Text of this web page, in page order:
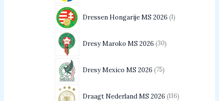
Dressen Hongarije MS 2026 1
Dresy Maroko MS 2026 30
Dresy Mexico MS 2026 75
Draagt Nederland MS 2026 116